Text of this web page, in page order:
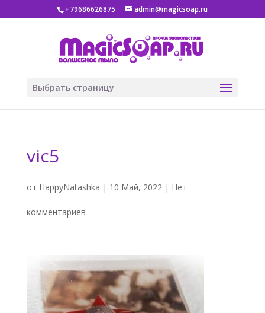
+79686626875 admin@magicsoap.ru
Выбрать страницу
vic5
от HappyNatashka | 10 Май, 2022| Нет
комментариев